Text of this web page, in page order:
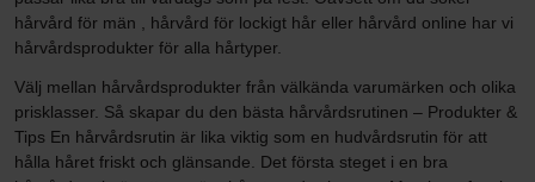
hårvård för män , hårvård för lockigt hår eller hårvård online har vi
hårvårdsprodukter för alla hårtyper.
Välj mellan hårvårdsprodukter från välkända varumärken och olika
prisklasser. Så skapar du den bästa hårvårdsrutinen – Produkter &
Tips En hårvårdsrutin är lika viktig som en hudvårdsrutin för att
hålla håret friskt och glänsande. Det första steget i en bra